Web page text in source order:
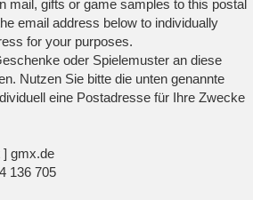
mail, gifts or game samples to this postal
email address below to individually
for your purposes.
oder Spielemuster an diese
Nutzen Sie bitte die unten genannte
eine Postadresse für Ihre Zwecke
] gmx.de
136 705